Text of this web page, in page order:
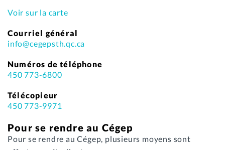
Voir sur la carte
Courriel général
info@cegepsth.qc.ca
Numéros de téléphone
450 773-6800
Télécopieur
450 773-9971
Pour se rendre au Cégep
Pour se rendre au Cégep, plusieurs moyens sont